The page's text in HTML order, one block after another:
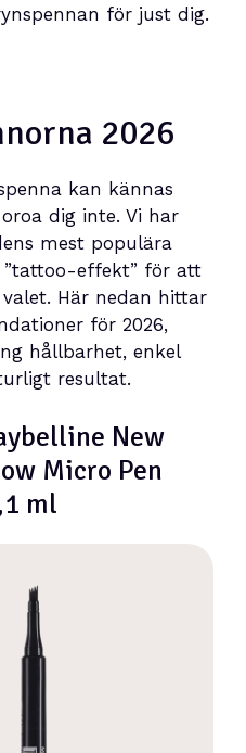
för just dig.
2026
kan kännas
dig inte. Vi har
mest populära
”tattoo-effekt” för att
Här nedan hittar
för 2026,
hållbarhet, enkel
resultat.
New
Micro Pen
ml